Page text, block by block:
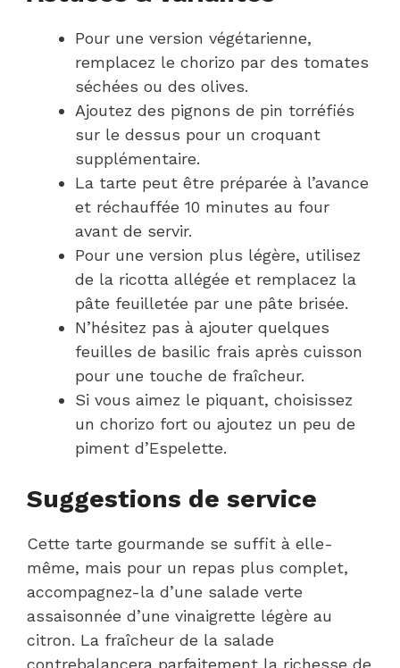
Pour une version végétarienne,
remplacez le chorizo par des tomates
séchées ou des olives.
Ajoutez des pignons de pin torréfiés
sur le dessus pour un croquant
supplémentaire.
La tarte peut être préparée à l’avance
et réchauffée 10 minutes au four
avant de servir.
Pour une version plus légère, utilisez
de la ricotta allégée et remplacez la
pâte feuilletée par une pâte brisée.
N’hésitez pas à ajouter quelques
feuilles de basilic frais après cuisson
pour une touche de fraîcheur.
Si vous aimez le piquant, choisissez
un chorizo fort ou ajoutez un peu de
piment d’Espelette.
Suggestions de service
Cette tarte gourmande se suffit à elle-
même, mais pour un repas plus complet,
accompagnez-la d’une salade verte
assaisonnée d’une vinaigrette légère au
citron. La fraîcheur de la salade
contrebalancera parfaitement la richesse de